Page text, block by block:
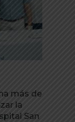
más de
la
San